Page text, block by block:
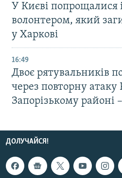
У Києві попрощалися
волонтером, який
у Харкові
16:49
Двоє рятувальників
через повторну атаку
Запорізькому районі
ДОЛУЧАЙСЯ!